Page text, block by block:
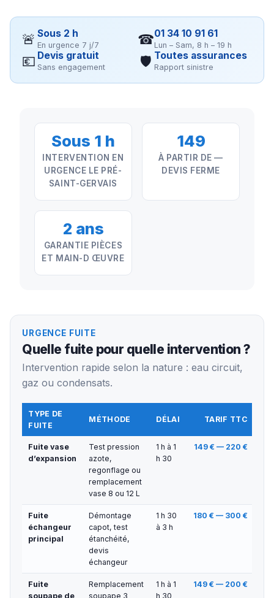
🚨 Sous 2 h
En urgence 7 j/7 ☎01 34 10 91 61
Lun – Sam, 8 h – 19 h
💶 Devis gratuit
Sans engagement 🛡 Toutes assurances
Rapport sinistre
Sous 1 h
INTERVENTION EN
URGENCE LE PRÉ-
SAINT-GERVAIS
149
À PARTIR DE —
DEVIS FERME
2 ans
GARANTIE PIÈCES
ET MAIN-D ŒUVRE
URGENCE FUITE
Quelle fuite pour quelle intervention ?
Intervention rapide selon la nature : eau circuit,
gaz ou condensats.
TYPE DE
FUITE
MÉTHODE DÉLAI TARIF TTC
Fuite vase
d’expansion
Test pression
azote,
regonflage ou
remplacement
vase 8 ou 12 L
1 h à 1
h 30
149 € — 220 €
Fuite
échangeur
principal
Démontage
capot, test
étanchéité,
devis
échangeur
1 h 30
à 3 h
180 € — 300 €
Fuite
soupape de
Remplacement
soupape 3
1 h à 1
h 30
149 € — 200 €